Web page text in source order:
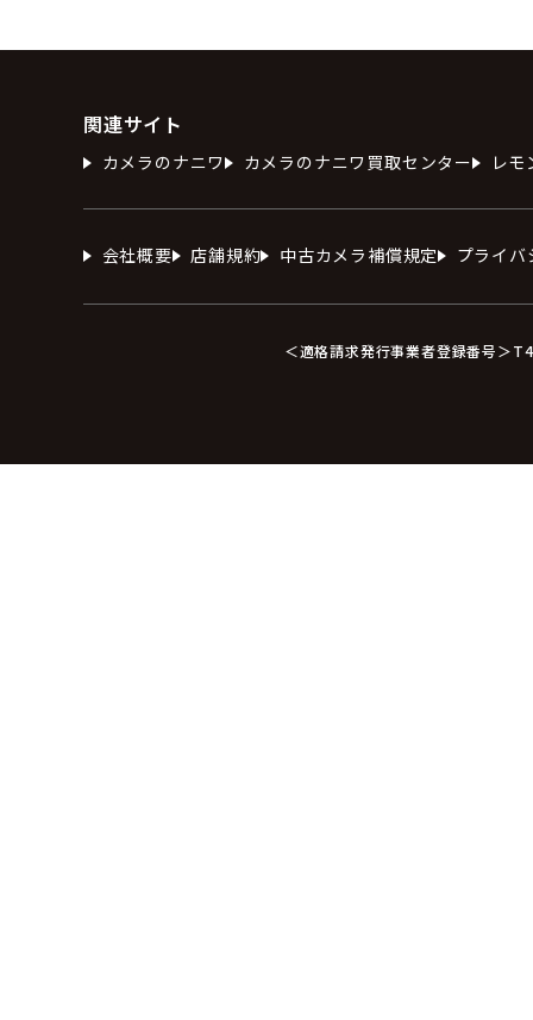
関連サイト
カメラのナニワ カメラのナニワ買取センター レモ
会社概要 店舗規約 中古カメラ補償規定 プライ
＜適格請求発行事業者登録番号＞